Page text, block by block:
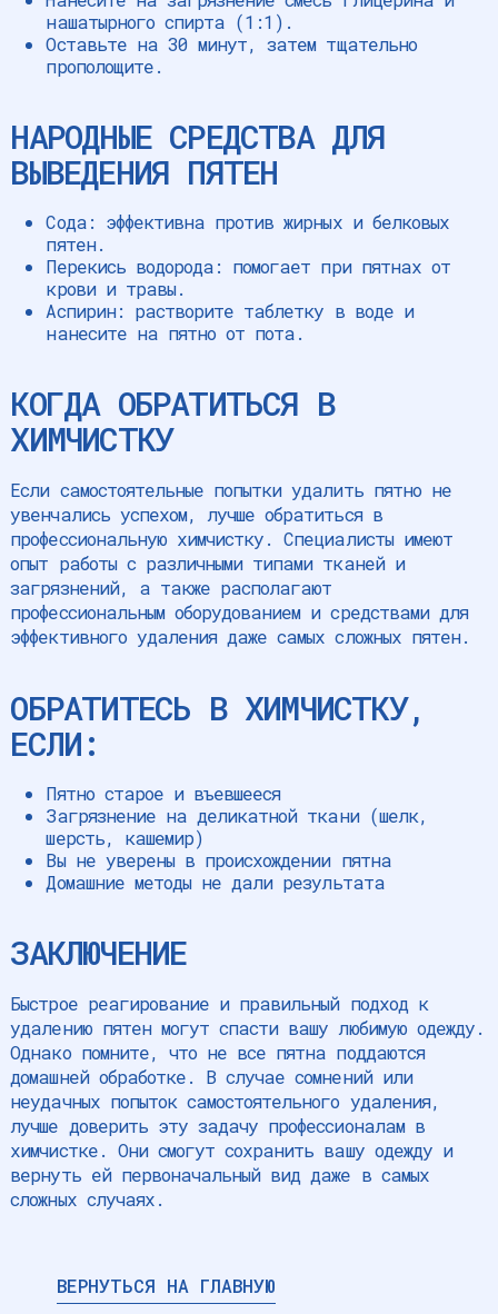
нашатырного спирта (1:1).
Оставьте на 30 минут, затем тщательно
прополощите.
НАРОДНЫЕ СРЕДСТВА ДЛЯ
ВЫВЕДЕНИЯ ПЯТЕН
Сода: эффективна против жирных и белковых
пятен.
Перекись водорода: помогает при пятнах от
крови и травы.
Аспирин: растворите таблетку в воде и
нанесите на пятно от пота.
КОГДА ОБРАТИТЬСЯ В
ХИМЧИСТКУ
Если самостоятельные попытки удалить пятно не
увенчались успехом, лучше обратиться в
профессиональную химчистку. Специалисты имеют
опыт работы с различными типами тканей и
загрязнений, а также располагают
профессиональным оборудованием и средствами для
эффективного удаления даже самых сложных пятен.
ОБРАТИТЕСЬ В ХИМЧИСТКУ,
ЕСЛИ:
Пятно старое и въевшееся
Загрязнение на деликатной ткани (шелк,
шерсть, кашемир)
Вы не уверены в происхождении пятна
Домашние методы не дали результата
ЗАКЛЮЧЕНИЕ
Быстрое реагирование и правильный подход к
удалению пятен могут спасти вашу любимую одежду.
Однако помните, что не все пятна поддаются
домашней обработке. В случае сомнений или
неудачных попыток самостоятельного удаления,
лучше доверить эту задачу профессионалам в
химчистке. Они смогут сохранить вашу одежду и
вернуть ей первоначальный вид даже в самых
сложных случаях.
ВЕРНУТЬСЯ НА ГЛАВНУЮ